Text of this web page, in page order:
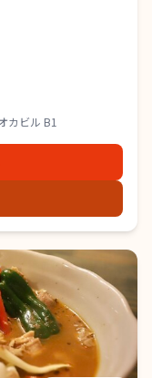
カビル B1